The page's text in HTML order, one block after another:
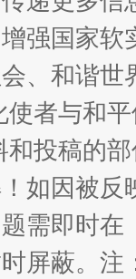
除
强国家
、和谐
者与和
投稿的
如因被
需即时在
屏蔽。